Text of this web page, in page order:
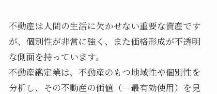
不動産は人間の生活に欠かせない重要な資産です
が、個別性が非常に強く、また価格形成が不透明
な側面を持っています。
不動産鑑定業は、不動産のもつ地域性や個別性を
分析し、その不動産の価値（＝最有効使用）を見